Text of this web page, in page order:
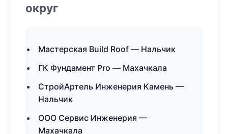
округ
Мастерская Build Roof — Нальчик
ГК Фундамент Pro — Махачкала
СтройАртель Инженерия Камень —
Нальчик
ООО Сервис Инженерия —
Махачкала